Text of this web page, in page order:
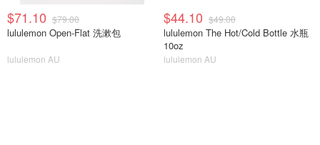
$71.10 $79.00
lululemon Open-Flat 洗漱包
lululemon AU
$44.10 $49.00
lululemon The Hot/Cold Bottle 水瓶
10oz
lululemon AU